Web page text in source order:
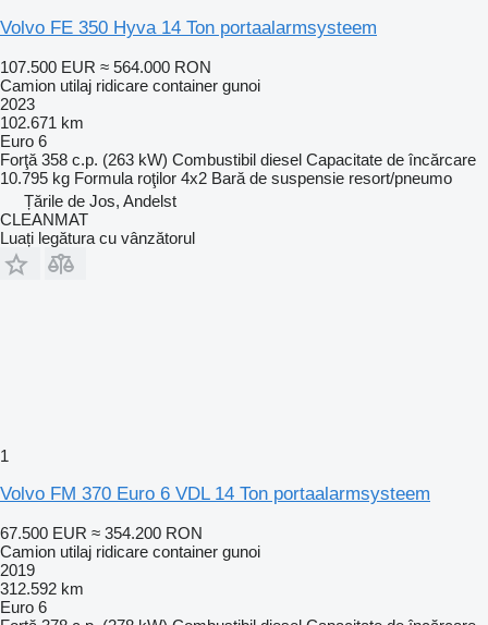
Volvo FE 350 Hyva 14 Ton portaalarmsysteem
107.500 EUR ≈ 564.000 RON
Camion utilaj ridicare container gunoi
2023
102.671 km
Euro 6
Forţă 358 c.p. (263 kW) Combustibil diesel Capacitate de încărcare
10.795 kg Formula roţilor 4x2 Bară de suspensie resort/pneumo
Țările de Jos, Andelst
CLEANMAT
Luați legătura cu vânzătorul
1
Volvo FM 370 Euro 6 VDL 14 Ton portaalarmsysteem
67.500 EUR ≈ 354.200 RON
Camion utilaj ridicare container gunoi
2019
312.592 km
Euro 6